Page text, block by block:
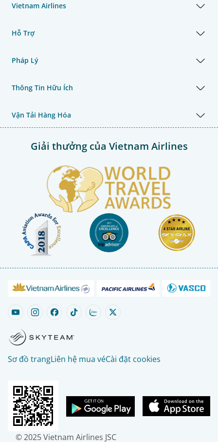
Vietnam Airlines
Hỗ Trợ
Pháp Lý
Thông Tin Hữu Ích
Vận Tải Hàng Hóa
Giải thưởng của Vietnam Airlines
Sơ đồ trangLiên hệ mua véCài đặt cookies
© 2025 Vietnam Airlines JSC